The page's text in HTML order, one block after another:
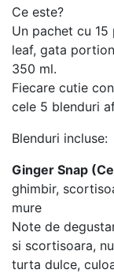
Ce este?
Un pachet cu 15
leaf, gata
350 ml.
Fiecare cutie
cele 5 blenduri
Blenduri incluse:
Ginger Snap
ghimbir,
mure
Note de
si scortisoara,
turta dulce,